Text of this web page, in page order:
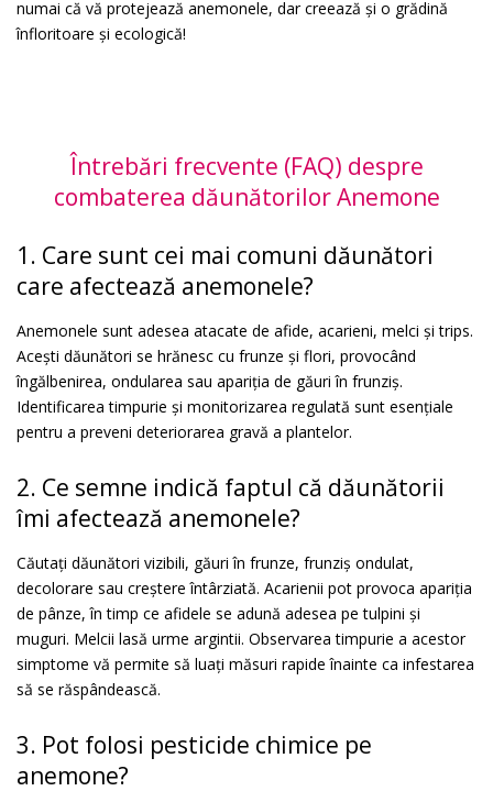
numai că vă protejează anemonele, dar creează și o grădină
înfloritoare și ecologică!
Întrebări frecvente (FAQ) despre
combaterea dăunătorilor Anemone
1. Care sunt cei mai comuni dăunători
care afectează anemonele?
Anemonele sunt adesea atacate de afide, acarieni, melci și trips.
Acești dăunători se hrănesc cu frunze și flori, provocând
îngălbenirea, ondularea sau apariția de găuri în frunziș.
Identificarea timpurie și monitorizarea regulată sunt esențiale
pentru a preveni deteriorarea gravă a plantelor.
2. Ce semne indică faptul că dăunătorii
îmi afectează anemonele?
Căutați dăunători vizibili, găuri în frunze, frunziș ondulat,
decolorare sau creștere întârziată. Acarienii pot provoca apariția
de pânze, în timp ce afidele se adună adesea pe tulpini și
muguri. Melcii lasă urme argintii. Observarea timpurie a acestor
simptome vă permite să luați măsuri rapide înainte ca infestarea
să se răspândească.
3. Pot folosi pesticide chimice pe
anemone?